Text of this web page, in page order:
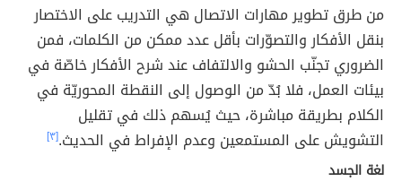
من طرق تطوير مهارات الاتصال هي التدريب على الاختصار
بنقل الأفكار والتصوّرات بأقل عدد ممكن من الكلمات، فمن
الضروري تجنّب الحشو والالتفاف عند شرح الأفكار خاصّة في
بيئات العمل، فلا بُدّ من الوصول إلى النقطة المحوريّة في
الكلام بطريقة مباشرة، حيث يُسهم ذلك في تقليل
التشويش على المستمعين وعدم الإفراط في الحديث.[٣]
لغة الجسد